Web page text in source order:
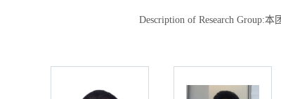
Description of Research Group: